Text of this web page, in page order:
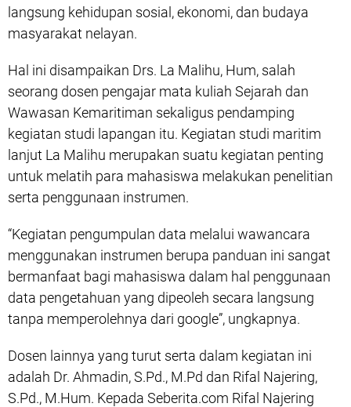
langsung kehidupan sosial, ekonomi, dan budaya
masyarakat nelayan.
Hal ini disampaikan Drs. La Malihu, Hum, salah
seorang dosen pengajar mata kuliah Sejarah dan
Wawasan Kemaritiman sekaligus pendamping
kegiatan studi lapangan itu. Kegiatan studi maritim
lanjut La Malihu merupakan suatu kegiatan penting
untuk melatih para mahasiswa melakukan penelitian
serta penggunaan instrumen.
“Kegiatan pengumpulan data melalui wawancara
menggunakan instrumen berupa panduan ini sangat
bermanfaat bagi mahasiswa dalam hal penggunaan
data pengetahuan yang dipeoleh secara langsung
tanpa memperolehnya dari google”, ungkapnya.
Dosen lainnya yang turut serta dalam kegiatan ini
adalah Dr. Ahmadin, S.Pd., M.Pd dan Rifal Najering,
S.Pd., M.Hum. Kepada Seberita.com Rifal Najering